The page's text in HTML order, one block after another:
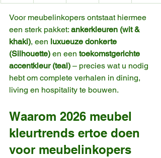
Voor meubelinkopers ontstaat hiermee
een sterk pakket: anker­kleuren (wit &
khaki), een luxueuze donkerte
(Silhouette) en een toekomstgerichte
accentkleur (teal) – precies wat u nodig
hebt om complete verhalen in dining,
living en hospitality te bouwen.
Waarom 2026 meubel
kleurtrends ertoe doen
voor meubelinkopers